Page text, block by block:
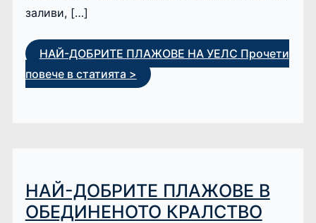
заливи, […]
НАЙ-ДОБРИТЕ ПЛАЖОВЕ НА УЕЛС Прочети
повече в статията >
НАЙ-ДОБРИТЕ ПЛАЖОВЕ В
ОБЕДИНЕНОТО КРАЛСТВО